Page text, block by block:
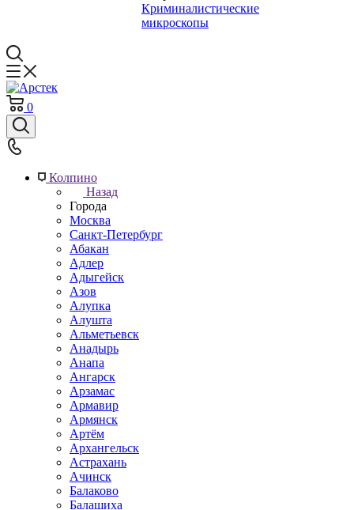
Криминалистические
микроскопы
0
Колпино
Назад
Города
Москва
Санкт-Петербург
Абакан
Адлер
Адыгейск
Азов
Алупка
Алушта
Альметьевск
Анадырь
Анапа
Ангарск
Арзамас
Армавир
Армянск
Артём
Архангельск
Астрахань
Ачинск
Балаково
Балашиха